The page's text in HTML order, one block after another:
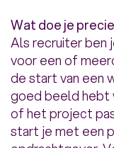
Wat doe je
Als recruiter ben
voor een of
de start van een
goed beeld hebt
of het project
start je met een